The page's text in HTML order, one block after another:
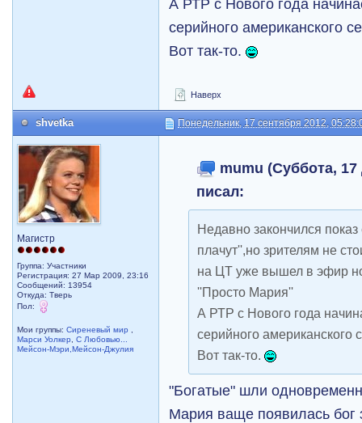
А РТР с Нового года
серийного американского
Вот так-то.
Наверх
shvetka Понедельник, 17 сентября 2012,
Магистр
Группа: Участники
Регистрация: 27 Мар 2009, 23:16
Сообщений: 13954
Откуда: Тверь
Пол:
Мои группы:Сиреневый мир
Марси Уолкер
,С Любовью...
Мейсон-Мэри,Мейсон-Джулия
mumu (Суббота, 17
писал:
Недавно закончился
плачут'',но зрителям не
на ЦТ уже вышел в эфир
''Просто Мария''
А РТР с Нового года
серийного
Вот так-то.
"Богатые" шли
Мария ваще появилась бог